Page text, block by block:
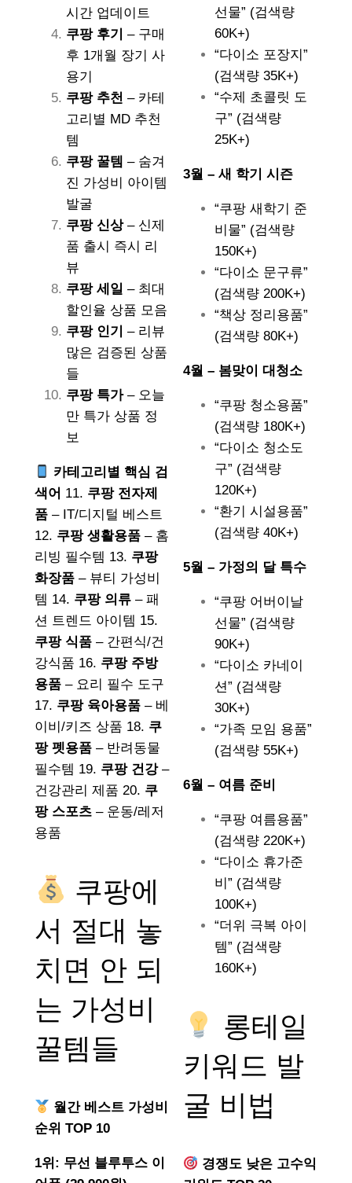
시간 업데이트
쿠팡 후기
– 구매
후 1개월 장기 사
용기
쿠팡 추천 – 카테
고리별 MD 추천
템
쿠팡 꿀템 – 숨겨
진 가성비 아이템
발굴
쿠팡 신상– 신제
품 출시 즉시 리
뷰
쿠팡 세일 – 최대
할인율 상품 모음
쿠팡 인기
– 리뷰
많은 검증된 상품
들
쿠팡 특가– 오늘
만 특가 상품 정
보
카테고리별 핵심 검
색어 11. 쿠팡 전자제
품 – IT/디지털 베스트
12. 쿠팡 생활용품 – 홈
리빙 필수템 13. 쿠팡
화장품 – 뷰티 가성비
템 14. 쿠팡 의류 – 패
션 트렌드 아이템 15.
쿠팡 식품 – 간편식/건
강식품 16. 쿠팡 주방
용품 – 요리 필수 도구
17. 쿠팡 육아용품 – 베
이비/키즈 상품 18. 쿠
팡 펫용품 – 반려동물
필수템 19. 쿠팡 건강–
건강관리 제품 20. 쿠
팡 스포츠 – 운동/레저
용품
쿠팡에
서 절대 놓
치면 안 되
는 가성비
꿀템들
월간 베스트 가성비
순위 TOP 10
1위: 무선 블루투스 이
선물” (검색량
60K+)
“다이소 포장지”
(검색량 35K+)
“수제 초콜릿 도
구” (검색량
25K+)
3월 – 새 학기 시즌
“쿠팡 새학기 준
비물” (검색량
150K+)
“다이소 문구류”
(검색량 200K+)
“책상 정리용품”
(검색량 80K+)
4월 – 봄맞이 대청소
“쿠팡 청소용품”
(검색량 180K+)
“다이소 청소도
구” (검색량
120K+)
“환기 시설용품”
(검색량 40K+)
5월 – 가정의 달 특수
“쿠팡 어버이날
선물” (검색량
90K+)
“다이소 카네이
션” (검색량
30K+)
“가족 모임 용품”
(검색량 55K+)
6월 – 여름 준비
“쿠팡 여름용품”
(검색량 220K+)
“다이소 휴가준
비” (검색량
100K+)
“더위 극복 아이
템” (검색량
160K+)
롱테일
키워드 발
굴 비법
경쟁도 낮은 고수익